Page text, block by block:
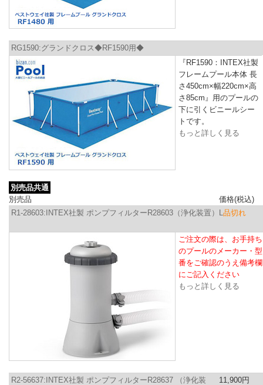
RG1590:グランドクロス◆RF1590用◆
『RF1590：INTEX社製
フレームプール本体 長
さ450cm×幅220cm×高
さ85cm』用のプールの
下に引くビニールシー
トです。
もっと詳しく見る
別売品共通
別売品
価格(税込)
R1-28603:INTEX社製 ポンプフィルターR28603（浄化装置）L品切れ
ご注文の際は、お手持ち
のプールのメーカー・型
番をご確認のうえ備考欄
にご記入ください
もっと詳しく見る
R2-56637:INTEX社製 ポンプフィルターR28637 （浄化装 11,900円